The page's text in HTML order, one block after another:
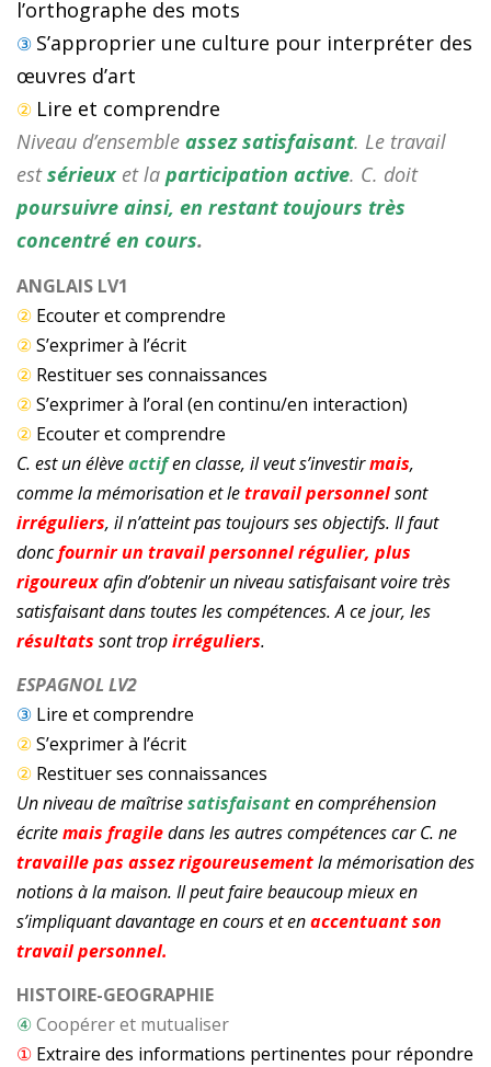
l’orthographe des mots
③ S’approprier une culture pour interpréter des
œuvres d’art
② Lire et comprendre
Niveau d’ensemble assez satisfaisant. Le travail
estsérieuxet la participation active. C. doit
poursuivre ainsi, en restant toujours très
concentré en cours.
ANGLAIS LV1
② Ecouter et comprendre
②S’exprimer à l’écrit
② Restituer ses connaissances
②S’exprimer à l’oral (en continu/en interaction)
② Ecouter et comprendre
C. est un élèveactifen classe, il veut s’investirmais,
comme la mémorisation et letravail personnelsont
irréguliers, il n’atteint pas toujours ses objectifs. Il faut
doncfournir un travail personnel régulier, plus
rigoureuxafin d’obtenir un niveau satisfaisant voire très
satisfaisant dans toutes les compétences. A ce jour, les
résultats sont tropirréguliers.
ESPAGNOL LV2
③ Lire et comprendre
②S’exprimer à l’écrit
② Restituer ses connaissances
Un niveau de maîtrisesatisfaisanten compréhension
écritemais fragiledans les autres compétences car C. ne
travaille pas assez rigoureusementla mémorisation des
notions à la maison. Il peut faire beaucoup mieux en
s’impliquant davantage en cours et enaccentuant son
travail personnel.
HISTOIRE-GEOGRAPHIE
④Coopérer et mutualiser
① Extraire des informations pertinentes pour répondre